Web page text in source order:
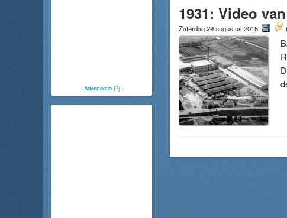
- Advertentie (?)-
1931: Video
Zaterdag 29 augustus 2015